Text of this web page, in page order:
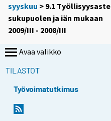
syyskuu > 9.1 Työllisyysaste
sukupuolen ja iän mukaan
2009/III - 2008/III
Avaa valikko
TILASTOT
Työvoimatutkimus